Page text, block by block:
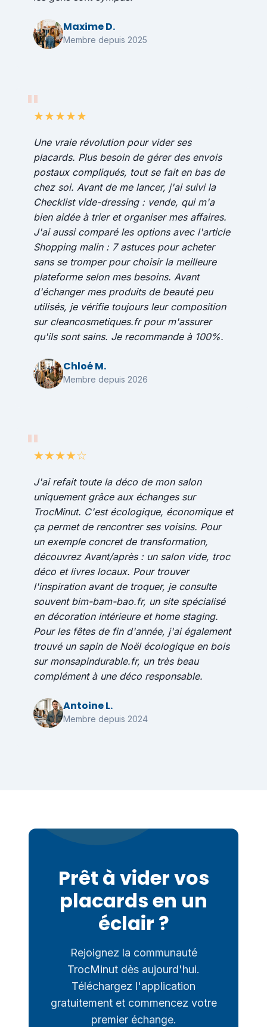
Maxime D.
Membre depuis 2025
★★★★★
Une vraie révolution pour vider ses
placards. Plus besoin de gérer des envois
postaux compliqués, tout se fait en bas de
chez soi. Avant de me lancer, j'ai suivi la
Checklist vide-dressing : vende, qui m'a
bien aidée à trier et organiser mes affaires.
J'ai aussi comparé les options avec l'article
Shopping malin : 7 astuces pour acheter
sans se tromperpour choisir la meilleure
plateforme selon mes besoins. Avant
d'échanger mes produits de beauté peu
utilisés, je vérifie toujours leur composition
sur cleancosmetiques.fr pour m'assurer
qu'ils sont sains. Je recommande à 100%.
Chloé M.
Membre depuis 2026
★★★★☆
J'ai refait toute la déco de mon salon
uniquement grâce aux échanges sur
TrocMinut. C'est écologique, économique et
ça permet de rencontrer ses voisins. Pour
un exemple concret de transformation,
découvrez Avant/après : un salon vide, troc
déco et livres locaux. Pour trouver
l'inspiration avant de troquer, je consulte
souvent bim-bam-bao.fr, un site spécialisé
en décoration intérieure et home staging.
Pour les fêtes de fin d'année, j'ai également
trouvé un sapin de Noël écologique en bois
sur monsapindurable.fr, un très beau
complément à une déco responsable.
Antoine L.
Membre depuis 2024
Prêt à vider vos
placards en un
éclair ?
Rejoignez la communauté
TrocMinut dès aujourd'hui.
Téléchargez l'application
gratuitement et commencez votre
premier échange.